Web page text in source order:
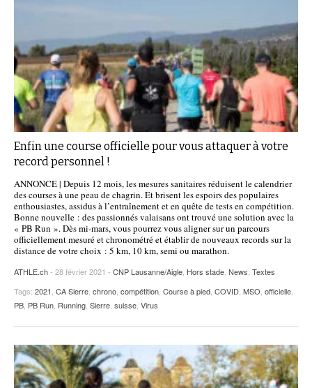
Enfin une course officielle pour vous attaquer à votre
record personnel !
ANNONCE | Depuis 12 mois, les mesures sanitaires réduisent le calendrier
des courses à une peau de chagrin. Et brisent les espoirs des populaires
enthousiastes, assidus à l’entraînement et en quête de tests en compétition.
Bonne nouvelle : des passionnés valaisans ont trouvé une solution avec la
« PB Run ». Dès mi-mars, vous pourrez vous aligner sur un parcours
officiellement mesuré et chronométré et établir de nouveaux records sur la
distance de votre choix : 5 km, 10 km, semi ou marathon.
ATHLE.ch- 28 février 2021 - CNP Lausanne/Aigle Hors stade News Textes
Tags: 2021 CA Sierre chrono compétition Course à pied COVID MSO officielle
PB PB Run Running Sierre suisse Virus